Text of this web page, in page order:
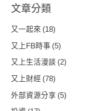
關
字
:
文章分類
又一起來 (18)
又上FB時事 (5)
又上生活漫談 (2)
又上財經 (78)
外部資源分享 (5)